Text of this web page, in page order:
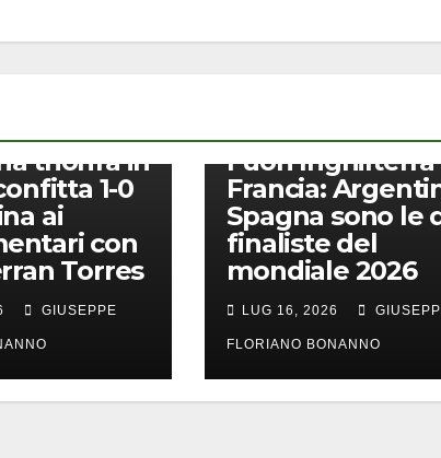
trionfa in
1-0
ai
con
Torres
GIUSEPPE
Fuori Inghilterra
Francia:
Spagna sono le
finaliste del
mondiale 2026
LUG 16, 2026
FLORIANO BONANNO